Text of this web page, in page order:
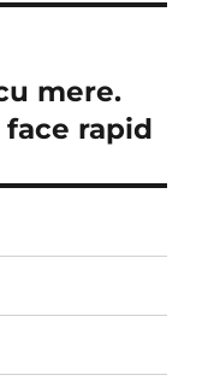
mere.
face rapid